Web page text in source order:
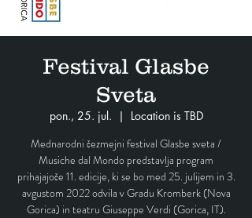
Festival Glasbe
Sveta
pon., 25. jul.
  |
Location is TBD
Mednarodni čezmejni festival Glasbe sveta /
Musiche dal Mondo predstavlja program
prihajajoče 11. edicije, ki se bo med 25. julijem in 3.
avgustom 2022 odvila v Gradu Kromberk (Nova
Gorica) in teatru Giuseppe Verdi (Gorica, IT).